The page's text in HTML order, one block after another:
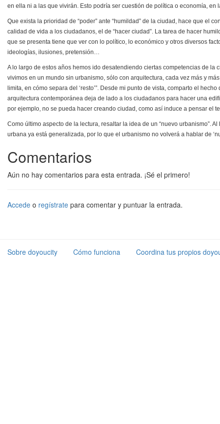
en ella ni a las que vivirán. Esto podría ser cuestión de política o economía,
Que exista la prioridad de “poder” ante “humildad” de la ciudad, hace que el
calidad de vida a los ciudadanos, el de “hacer ciudad”. La tarea de hacer
que se presenta tiene que ver con lo político, lo económico y otros diversos
ideologías, ilusiones, pretensión…
A lo largo de estos años hemos ido desatendiendo ciertas competencias de
vivimos en un mundo sin urbanismo, sólo con arquitectura, cada vez más y
limita, en cómo separa del ‘resto’”. Desde mi punto de vista, comparto el
arquitectura contemporánea deja de lado a los ciudadanos para hacer una
por ejemplo, no se pueda hacer creando ciudad, como así induce a pensar el
Como último aspecto de la lectura, resaltar la idea de un “nuevo urbanismo”.
urbana ya está generalizada, por lo que el urbanismo no volverá a hablar de
Comentarios
Aún no hay comentarios para esta entrada. ¡Sé el primero!
Accede o regístrate para comentar y puntuar la entrada.
Sobre doyoucity Cómo funciona Coordina tus propios